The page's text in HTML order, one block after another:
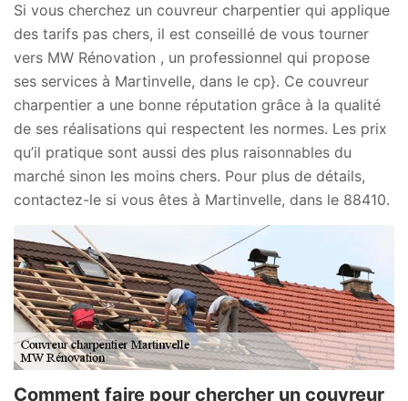
Si vous cherchez un couvreur charpentier qui applique
des tarifs pas chers, il est conseillé de vous tourner
vers MW Rénovation , un professionnel qui propose
ses services à Martinvelle, dans le cp}. Ce couvreur
charpentier a une bonne réputation grâce à la qualité
de ses réalisations qui respectent les normes. Les prix
qu’il pratique sont aussi des plus raisonnables du
marché sinon les moins chers. Pour plus de détails,
contactez-le si vous êtes à Martinvelle, dans le 88410.
Comment faire pour chercher un couvreur